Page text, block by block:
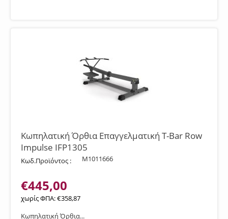
Κωπηλατική Όρθια Επαγγελματική T-Bar Row
Impulse IFP1305
Κωδ.Προϊόντος : M1011666
€445,00
χωρίς ΦΠΑ:€358,87
Κωπηλατική Όρθια...